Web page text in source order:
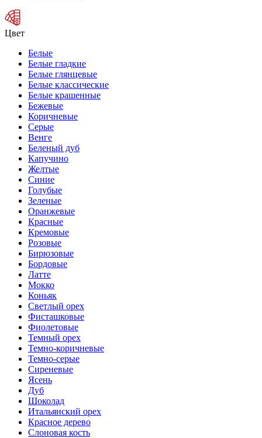
Цвет
Белые
Белые гладкие
Белые глянцевые
Белые классические
Белые крашенные
Бежевые
Коричневые
Серые
Венге
Беленый дуб
Капучино
Желтые
Синие
Голубые
Зеленые
Оранжевые
Красные
Кремовые
Розовые
Бирюзовые
Бордовые
Латте
Мокко
Коньяк
Светлый орех
Фисташковые
Фиолетовые
Темный орех
Темно-коричневые
Темно-серые
Сиреневые
Ясень
Дуб
Шоколад
Итальянский орех
Красное дерево
Слоновая кость